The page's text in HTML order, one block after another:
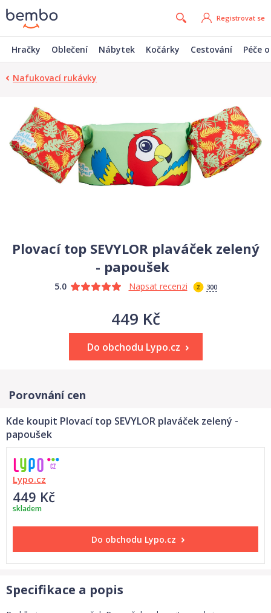
Registrovat se
Hračky Oblečení Nábytek Kočárky Cestování Péče
Nafukovací rukávky
Plovací top SEVYLOR plaváček zelený
- papoušek
5.0 Napsat recenzi 300
449 Kč
Do obchodu Lypo.cz
Porovnání cen
Kde koupit Plovací top SEVYLOR plaváček zelený -
papoušek
Lypo.cz
449 Kč
skladem
Do obchodu Lypo.cz
Specifikace a popis